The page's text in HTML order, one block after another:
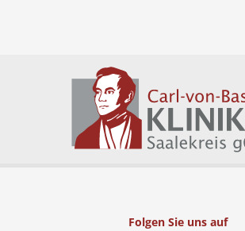
Folgen Sie uns auf